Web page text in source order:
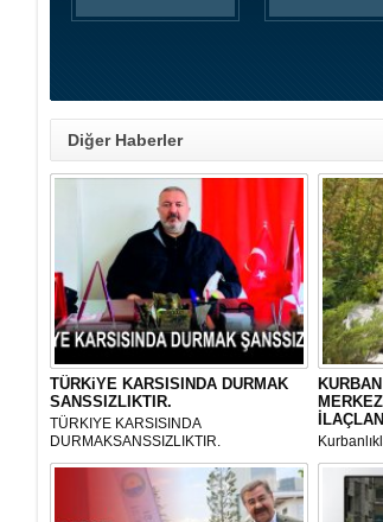
Diğer Haberler
TÜRKiYE KARSISINDA DURMAK
SANSSIZLIKTIR.
TÜRKIYE KARSISINDA
DURMAKSANSSIZLIKTIR.
ve Kesim
her gün